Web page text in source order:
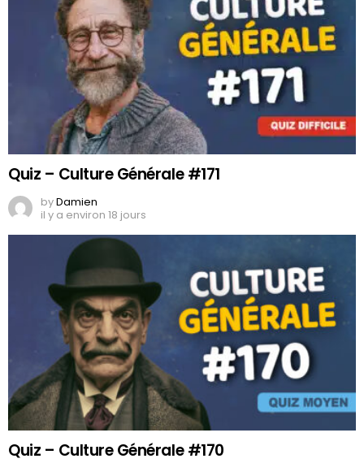
Quiz – Culture Générale #171
byDamien
il y a environ 18 jours
Quiz – Culture Générale #170